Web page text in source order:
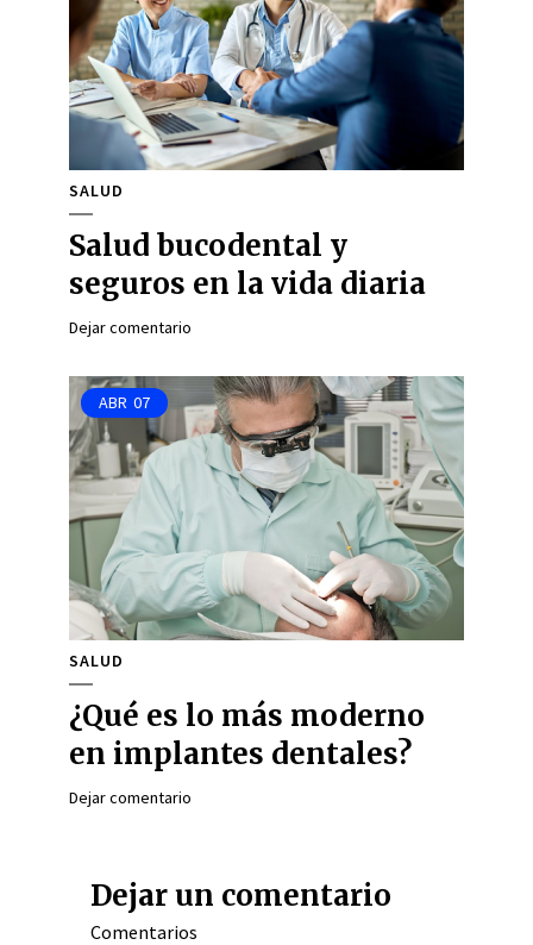
SALUD
Salud bucodental y
seguros en la vida diaria
Dejar comentario
ABR 07
SALUD
¿Qué es lo más moderno
en implantes dentales?
Dejar comentario
Dejar un comentario
Comentarios